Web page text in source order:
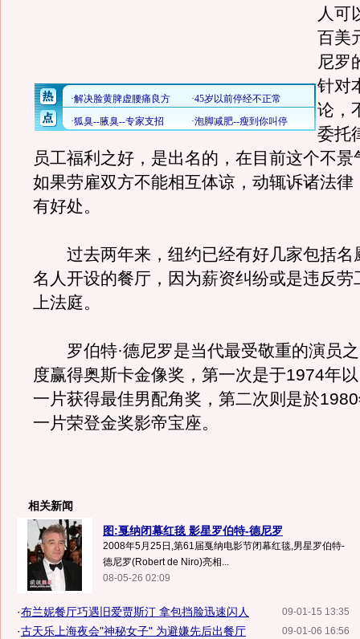
人可
百美
尼罗
针对
论，
委托
员工福利之好，是出名的，在目前这个不景
如果劳雇双方不能相互体谅，动辄诉诸法律
有好处。
过去两年来，纽约已经有好几家包括名
名人开设的餐厅，因为薪资纠纷或是违反劳
上法庭。
罗伯特·德尼罗是当代最受敬重的演员之
度赢得奥斯卡金像奖，第一次是于1974年
一片获得最佳男配角奖，第二次则是於
一片荣登金奖影帝宝座。
相关新闻
图:戛纳闭幕红毯 影星罗伯特-德尼罗
2008年5月25日,第61届戛纳电影节闭幕红毯,男星罗伯特-
德尼罗(Robert de Niro)亮相...
08-05-26 02:09
09-01-15 13:35
·布兰妮餐厅巧遇旧爱贾斯汀 拿包挡脸迅速闪人
09-01-06 16:56
·古天乐上海夜会"神秘女子" 为避嫌先后出餐厅